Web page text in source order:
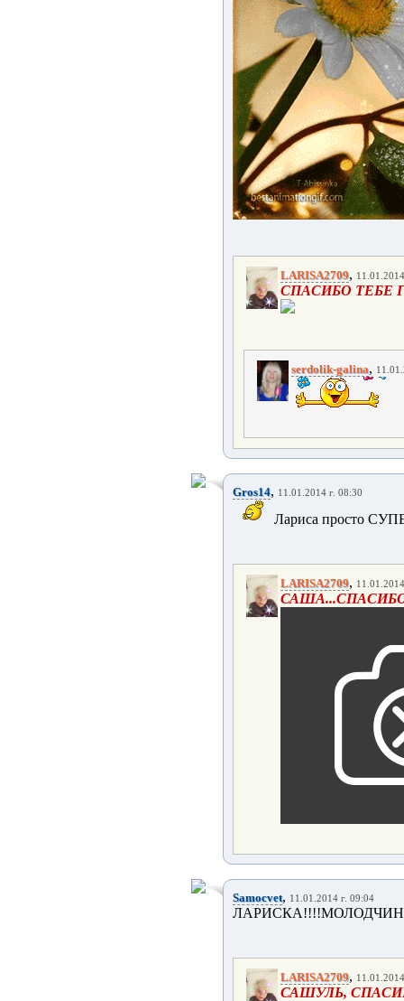
LARISA2709,
СПАСИБО ТЕБЕ
serdolik-galina,
Gros14, 11.01.2014 г. 08:30
Лариса просто
LARISA2709,
Samocvet, 11.01.2014 г. 09:04
LARISA2709,
САШУЛЬ,